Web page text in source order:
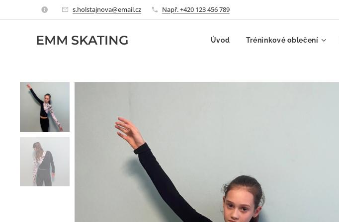
s.holstajnova@email.cz Např. +420 123 456 789
EMM SKATING Úvod Tréninkové oblečení